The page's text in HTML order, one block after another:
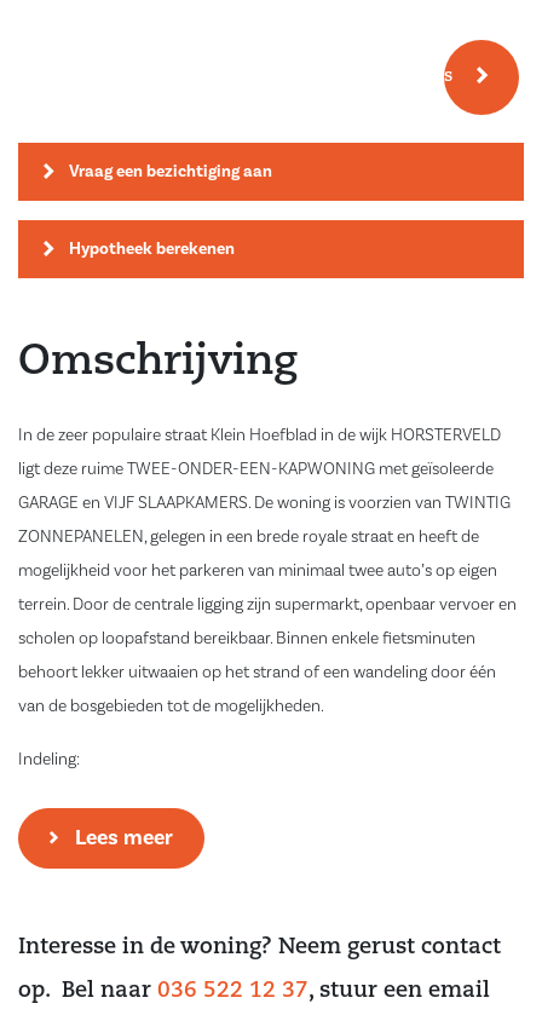
Meer fotos
Vraag een bezichtiging aan
Hypotheek berekenen
Omschrijving
In de zeer populaire straat Klein Hoefblad in de wijk HORSTERVELD
ligt deze ruime TWEE-ONDER-EEN-KAPWONING met geïsoleerde
GARAGE en VIJF SLAAPKAMERS. De woning is voorzien van TWINTIG
ZONNEPANELEN, gelegen in een brede royale straat en heeft de
mogelijkheid voor het parkeren van minimaal twee auto’s op eigen
terrein. Door de centrale ligging zijn supermarkt, openbaar vervoer en
scholen op loopafstand bereikbaar. Binnen enkele fietsminuten
behoort lekker uitwaaien op het strand of een wandeling door één
van de bosgebieden tot de mogelijkheden.
Indeling:
Begane grond:
Entree, hal, meterkast (2019), voorraadkast, toiletruimte met
beschikt over een mooie laminaatvloer met moderne MDF plint.
Dankzij de royale raampartij en openslaande deuren is er veel
Lees meer
Interesse in de woning? Neem gerust contact
op. Bel naar 036 522 12 37, stuur een email